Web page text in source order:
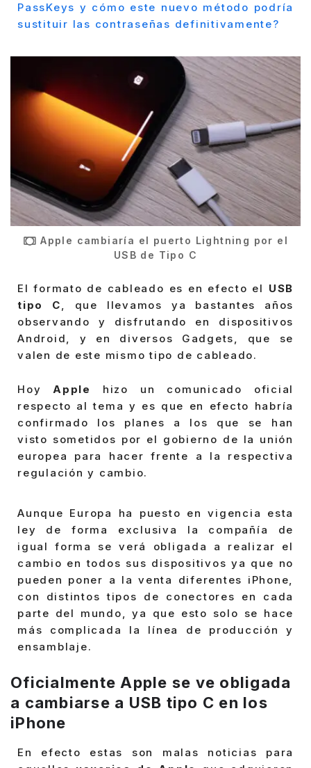
PassKeys y cómo este nuevo método podría
sustituir las contraseñas definitivamente?
Apple cambiaría el puerto Lightning por el
USB de Tipo C
El formato de cableado es en efecto el USB
tipo C, que llevamos ya bastantes años
observando y disfrutando en dispositivos
Android, y en diversos Gadgets, que se
valen de este mismo tipo de cableado.
HoyApple
hizo un comunicado oficial
respecto al tema y es que en efecto habría
confirmado los planes a los que se han
visto sometidos por el gobierno de la unión
europea para hacer frente a la respectiva
regulación y cambio.
Aunque Europa ha puesto en vigencia esta
ley de forma exclusiva la compañía de
igual forma se verá obligada a realizar el
cambio en todos sus dispositivos ya que no
pueden poner a la venta diferentes iPhone,
con distintos tipos de conectores en cada
parte del mundo, ya que esto solo se hace
más complicada la línea de producción y
ensamblaje.
Oficialmente Apple se ve obligada
a cambiarse a USB tipo C en los
iPhone
En efecto estas son malas noticias para